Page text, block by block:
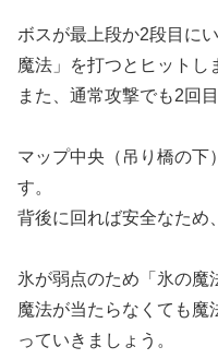
ボスが最上段か2段目に
魔法」を打つとヒットし
また、通常攻撃でも2回
マップ中央（吊り橋の下
す。
背後に回れば安全なため
氷が弱点のため「氷の魔
魔法が当たらなくても魔
っていきましょう。